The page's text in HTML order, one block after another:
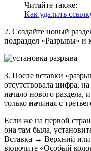
Читайте также:
Как удалить
2. Создайте новый
подраздел «Разрывы»
3. После вставки
отсутствовала цифра,
начало нового раздела,
только начиная с
Если же на первой
она там была,
Вставка → Верхний
включите «Особый